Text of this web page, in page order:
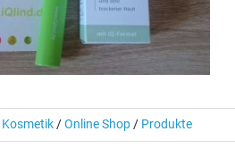
Kosmetik/Online Shop/ Produkte